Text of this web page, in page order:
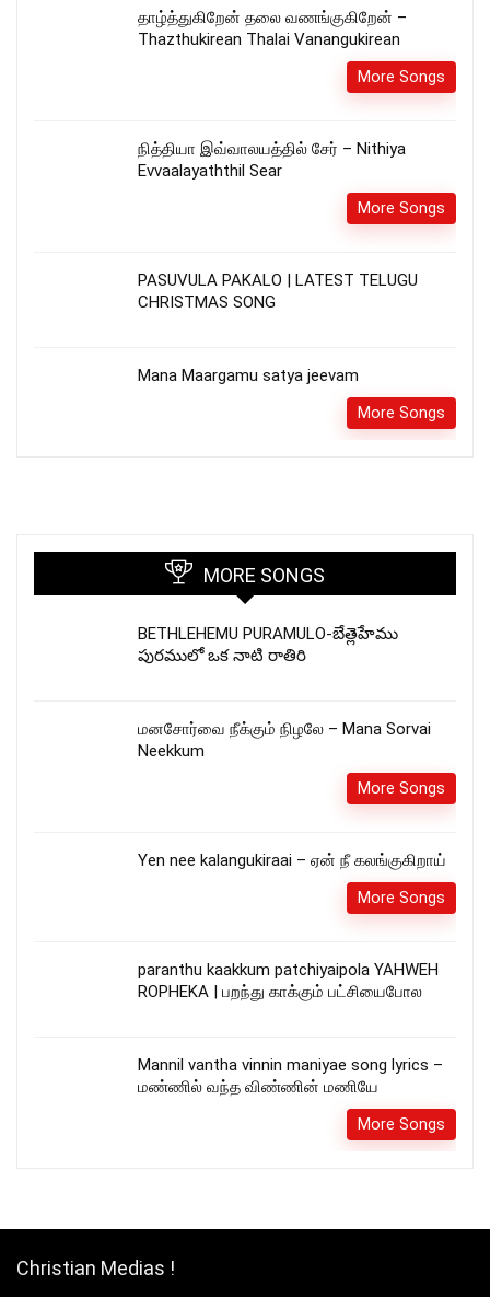
தாழ்த்துகிறேன் தலை வணங்குகிறேன் –
Thazthukirean Thalai Vanangukirean
More Songs
நித்தியா இவ்வாலயத்தில் சேர் – Nithiya
Evvaalayaththil Sear
More Songs
PASUVULA PAKALO | LATEST TELUGU
CHRISTMAS SONG
Mana Maargamu satya jeevam
More Songs
MORE SONGS
BETHLEHEMU PURAMULO-బేత్లెహేము
పురములో ఒక నాటి రాతిరి
மனசோர்வை நீக்கும் நிழலே – Mana Sorvai
Neekkum
More Songs
Yen nee kalangukiraai – ஏன் நீ கலங்குகிறாய்
More Songs
paranthu kaakkum patchiyaipola YAHWEH
ROPHEKA | பறந்து காக்கும் பட்சியைபோல
Mannil vantha vinnin maniyae song lyrics –
மண்ணில் வந்த விண்ணின் மணியே
More Songs
Christian Medias !